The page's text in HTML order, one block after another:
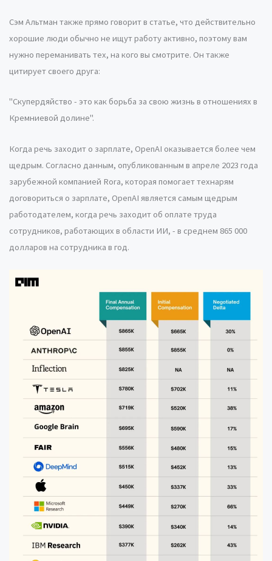
Сэм Альтман также прямо говорит в статье, что действительно
хорошие люди обычно не ищут работу активно, поэтому вам
нужно переманивать тех, на кого вы смотрите. Он также
цитирует своего друга:
"Скупердяйство - это как борьба за свою жизнь в отношениях в
Кремниевой долине".
Когда речь заходит о зарплате, OpenAI оказывается более чем
щедрым. Согласно данным, опубликованным в апреле 2023 года
зарубежной компанией Rora, которая помогает технарям
договориться о зарплате, OpenAI является самым щедрым
работодателем, когда речь заходит об оплате труда
сотрудников, работающих в области ИИ, - в среднем 865 000
долларов на сотрудника в год.